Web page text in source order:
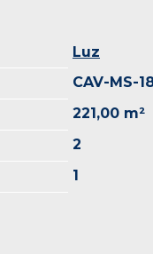
Luz
CAV-MS-
221,00 m²
2
1